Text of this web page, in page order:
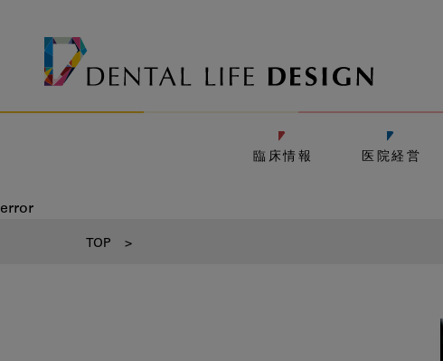
臨床情報 医院経営
error
TOP >